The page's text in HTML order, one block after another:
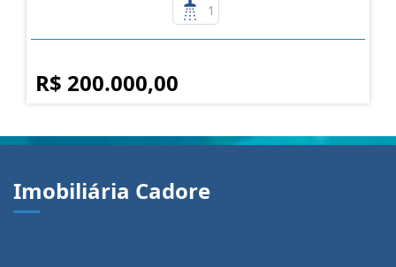
1
R$ 200.000,00
Imobiliária Cadore